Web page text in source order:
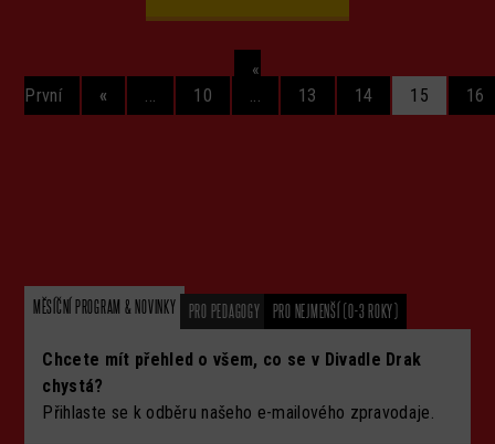
«
První
« 10 13 14 15 16
MĚSÍČNÍ PROGRAM & NOVINKY PRO PEDAGOGY PRO NEJMENŠÍ (0-3 ROKY)
Chcete mít přehled o všem, co se v Divadle Drak
chystá?
Přihlaste se k odběru našeho e-mailového zpravodaje.